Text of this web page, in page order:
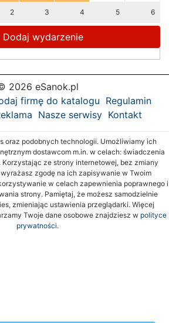
2 3 4 5 6
Dodaj wydarzenie
2026 eSanok.pl
firmę do katalogu Regulamin
Nasze serwisy Kontakt
oraz podobnych technologii. Umożliwiamy ich
dostawcom m.in. w celach: świadczenia
Korzystając ze strony internetowej, bez zmiany
zgodę na ich zapisywanie w Twoim
w celach zapewnienia poprawnego i
strony. Pamiętaj, że możesz samodzielnie
zmieniając ustawienia przeglądarki. Więcej
Twoje dane osobowe znajdziesz w polityce
prywatności.